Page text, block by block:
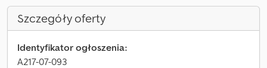
Szczegóły oferty
Identyfikator ogłoszenia:
A217-07-093